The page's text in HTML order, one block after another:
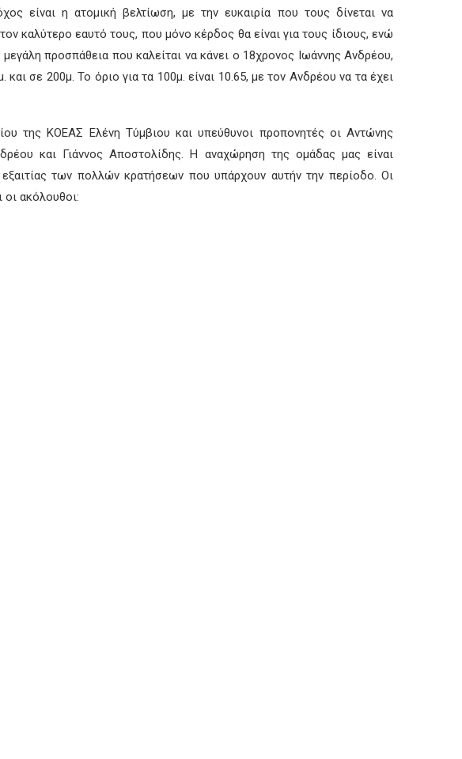
είναι η ατομική βελτίωση, με την ευκαιρία που τους δίνεται να
καλύτερο εαυτό τους, που μόνο κέρδος θα είναι για τους ίδιους, ενώ
προσπάθεια που καλείται να κάνει ο 18χρονος Ιωάννης Ανδρέου,
σε 200μ. Το όριο για τα 100μ. είναι 10.65, με τον Ανδρέου να τα έχει
της ΚΟΕΑΣ Ελένη Τύμβιου και υπεύθυνοι προπονητές οι Αντώνης
και Γιάννος Αποστολίδης. Η αναχώρηση της ομάδας μας είναι
των πολλών κρατήσεων που υπάρχουν αυτήν την περίοδο. Οι
ακόλουθοι: